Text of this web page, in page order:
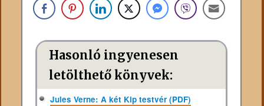
Hasonló ingyenesen
letölthető könyvek:
Jules Verne: A két Kip testvér (PDF)